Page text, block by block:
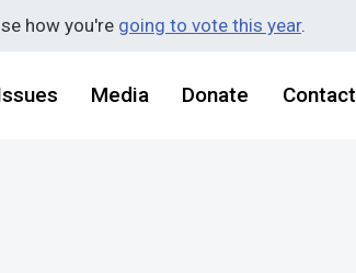
how you're going to vote this year.
Media Donate Contact